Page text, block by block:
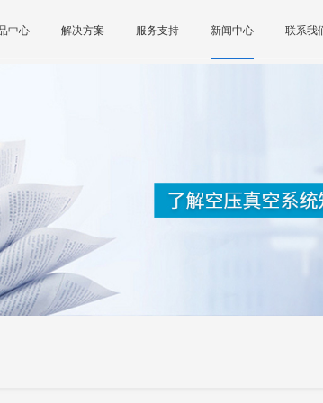
中心 解决方案 服务支持 新闻中心 联系我